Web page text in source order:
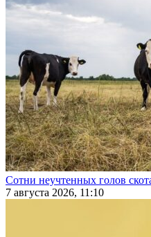
Сотни неучтенных голов
7 августа 2026, 11:10